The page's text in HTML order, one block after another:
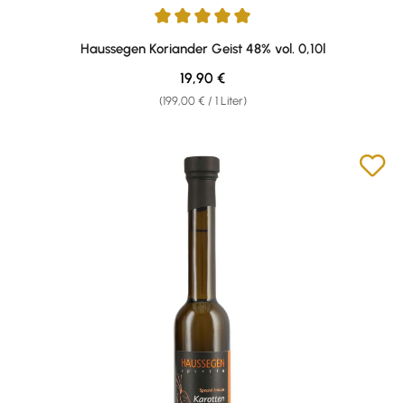
Durchschnittliche Bewertung von 5 von 5 Sternen
Haussegen Koriander Geist 48% vol. 0,10l
(199,00 € / 1 Liter)
Regulärer Preis:
19,90 €